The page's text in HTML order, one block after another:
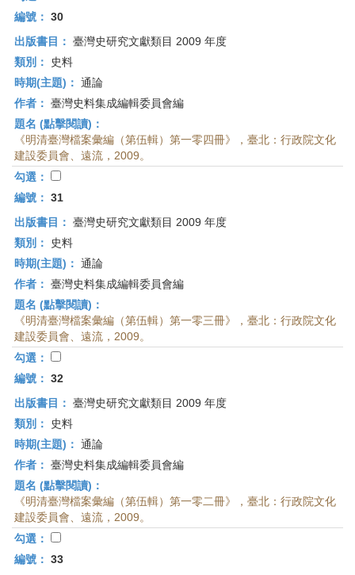
編號： 30
出版書目： 臺灣史研究文獻類目 2009 年度
類別：
史料
時期(主題)： 通論
作者： 臺灣史料集成編輯委員會編
題名 (點擊閱讀)：
《明清臺灣檔案彙編（第伍輯）第一零四冊》，臺北：行政院文化
建設委員會、遠流，2009。
勾選：
編號： 31
出版書目： 臺灣史研究文獻類目 2009 年度
類別：
史料
時期(主題)： 通論
作者： 臺灣史料集成編輯委員會編
題名 (點擊閱讀)：
《明清臺灣檔案彙編（第伍輯）第一零三冊》，臺北：行政院文化
建設委員會、遠流，2009。
勾選：
編號： 32
出版書目： 臺灣史研究文獻類目 2009 年度
類別：
史料
時期(主題)： 通論
作者： 臺灣史料集成編輯委員會編
題名 (點擊閱讀)：
《明清臺灣檔案彙編（第伍輯）第一零二冊》，臺北：行政院文化
建設委員會、遠流，2009。
勾選：
編號： 33